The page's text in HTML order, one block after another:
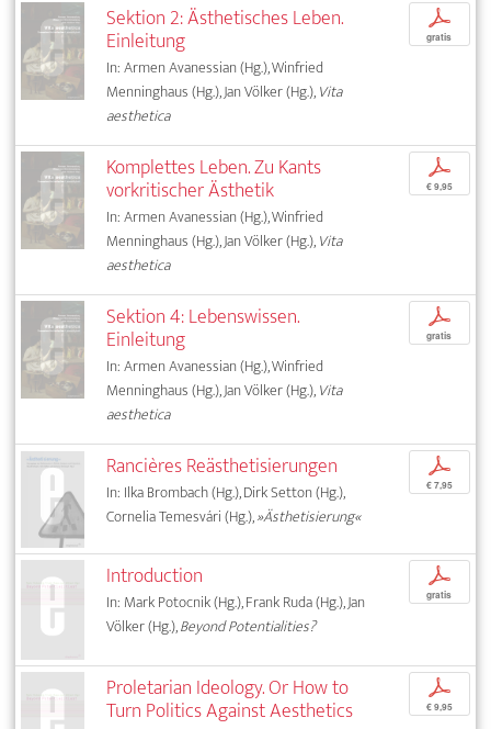
Sektion 2: Ästhetisches Leben.
Einleitung
In: Armen Avanessian (Hg.), Winfried
Menninghaus (Hg.), Jan Völker (Hg.),Vita
aesthetica
p
gratis
Komplettes Leben. Zu Kants
vorkritischer Ästhetik
In: Armen Avanessian (Hg.), Winfried
Menninghaus (Hg.), Jan Völker (Hg.),Vita
aesthetica
p
€ 9,95
Sektion 4: Lebenswissen.
Einleitung
In: Armen Avanessian (Hg.), Winfried
Menninghaus (Hg.), Jan Völker (Hg.),Vita
aesthetica
p
gratis
Rancières Reästhetisierungen
In: Ilka Brombach (Hg.), Dirk Setton (Hg.),
Cornelia Temesvári (Hg.),»Ästhetisierung«
p
€ 7,95
Introduction
In: Mark Potocnik (Hg.), Frank Ruda (Hg.), Jan
Völker (Hg.),Beyond Potentialities?
p
gratis
Proletarian Ideology. Or How to
Turn Politics Against Aesthetics
p
€ 9,95